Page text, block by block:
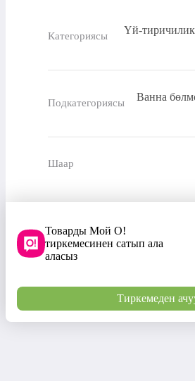
Категориясы
Үй-
Подкатегориясы
Ванна
Шаар
Товарды Мой О!
тиркемесинен сатып ала
аласыз
Тиркемеден